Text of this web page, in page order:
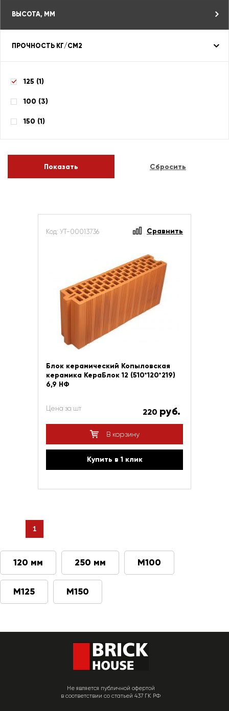
ВЫСОТА, ММ
ПРОЧНОСТЬ КГ/СМ2
125 (1)
100 (3)
150 (1)
Код: УТ-00013736 Сравнить
Блок керамический Копыловская
керамика КераБлок 12 (510*120*219)
6,9 НФ
Цена за шт 220 руб.
В корзину
Купить в 1 клик
1
120 мм 250 мм М100
М125 М150
Не является публичной офертой
в соответствии со статьей 437 ГК РФ